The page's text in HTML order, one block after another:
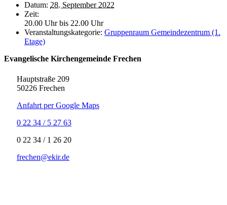
Datum: 28. September 2022
Zeit:
20.00 Uhr bis 22.00 Uhr
Veranstaltungskategorie: Gruppenraum Gemeindezentrum (1.
Etage)
Evangelische Kirchengemeinde Frechen
Hauptstraße 209
50226 Frechen
Anfahrt per Google Maps
0 22 34 / 5 27 63
‍0 22 34 / ‍1 26 20
frechen@ekir.de